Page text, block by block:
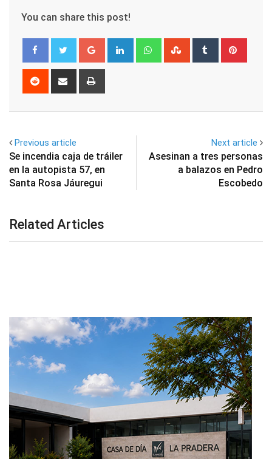
You can share this post!
Google+ LinkedIn WhatsappStumbleUpon
Tumblr
Reddit
Share
Previous article
Se incendia caja de tráiler
en la autopista 57, en
Santa Rosa Jáuregui
Next article
Asesinan a tres personas
a balazos en Pedro
Escobedo
Related Articles